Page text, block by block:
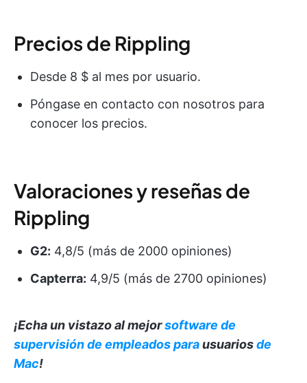
Precios de Rippling
Desde 8 $ al mes por usuario.
Póngase en contacto con nosotros para
conocer los precios.
Valoraciones y reseñas de
Rippling
G2: 4,8/5 (más de 2000 opiniones)
Capterra: 4,9/5 (más de 2700 opiniones)
¡Echa un vistazo al mejorsoftware de
supervisión de empleados parausuariosde
Mac!